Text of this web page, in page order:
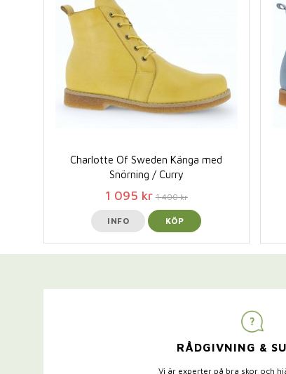
Charlotte Of Sweden Känga med
Snörning / Curry
1 095 kr 1 400 kr
INFO KÖP
RÅDGIVNING &
Vi är experter på bra skor och